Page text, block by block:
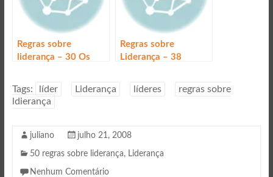
Regras sobre
liderança – 30 Os
Regras sobre
Liderança – 38
Tags: líder Liderança líderes
regras sobre
ldierança
juliano julho 21, 2008
50 regras sobre liderança, Liderança
Nenhum Comentário